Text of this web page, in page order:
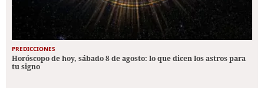
PREDICCIONES
Horóscopo de hoy, sábado 8 de agosto: lo que dicen los astros para
tu signo